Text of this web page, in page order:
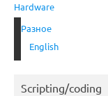
Hardware
Разное
English
Scripting/coding